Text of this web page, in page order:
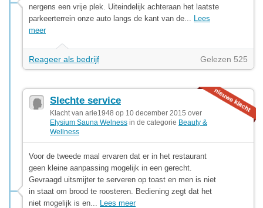
nergens een vrije plek. Uiteindelijk achteraan het laatste
parkeerterrein onze auto langs de kant van de... Lees
meer
Reageer als bedrijf Gelezen 525
Slechte service
Klacht van arie1948 op 10 december 2015 over
Elysium Sauna Welness in de categorie Beauty &
Wellness
Voor de tweede maal ervaren dat er in het restaurant
geen kleine aanpassing mogelijk in een gerecht.
Gevraagd uitsmijter te serveren op toast en men is niet
in staat om brood te roosteren. Bediening zegt dat het
niet mogelijk is en... Lees meer